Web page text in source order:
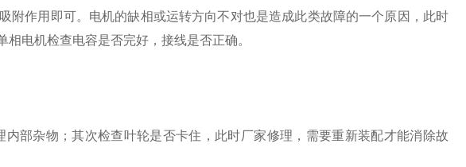
附作用即可。电机的缺相或运转方向不对也是造成此类故障的一个原因，此时
电机检查电容是否完好，接线是否正确。
部杂物；其次检查叶轮是否卡住，此时厂家修理，需要重新装配才能消除故